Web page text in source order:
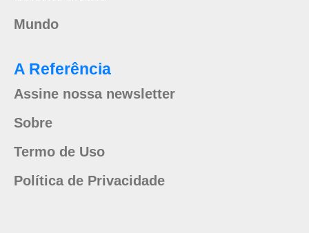
Mundo
A Referência
Assine nossa newsletter
Sobre
Termo de Uso
Política de Privacidade